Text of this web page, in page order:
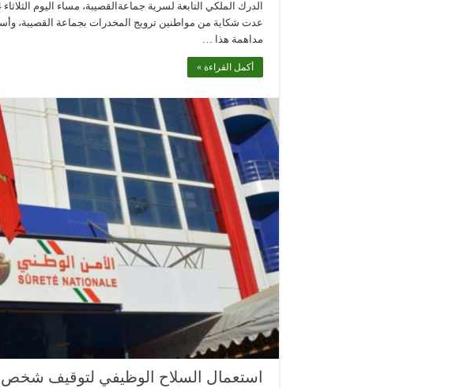
عدت شكاية من مواطنين ترويج المخدرات بجماعة القصيبة،
مداهمة هذا …
أكمل القراءة »
استعمال السلاح الوظيفي لتوقيف شخص